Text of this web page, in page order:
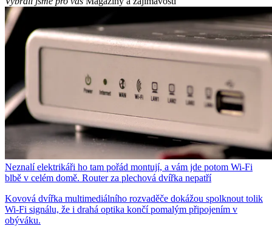
Neznalí elektrikáři ho tam pořád montují, a vám jde potom Wi-Fi
blbě v celém domě. Router za plechová dvířka nepatří
Kovová dvířka multimediálního rozvaděče dokážou spolknout tolik
Wi-Fi signálu, že i drahá optika končí pomalým připojením v
obýváku.